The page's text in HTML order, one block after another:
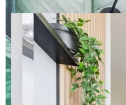
Wiktoryn